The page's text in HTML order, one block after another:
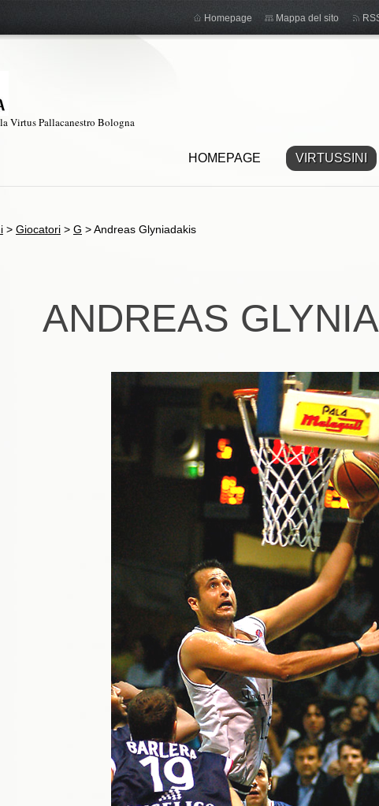
Virtus Pallacanestro Bologna
HOMEPAGE VIRTUSSINI
Homepage Mappa del sito
> Giocatori > G >Andreas Glyniadakis
ANDREAS